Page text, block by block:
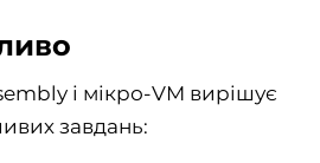
і мікро-VM вирішує
завдань: